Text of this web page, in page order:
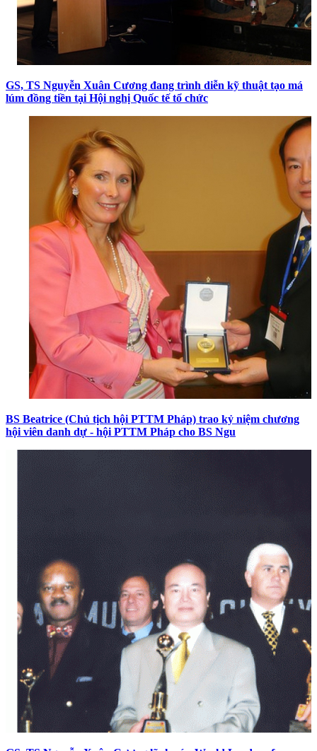
GS, TS Nguyễn Xuân Cương đang trình diễn kỹ thuật tạo má
lúm đồng tiền tại Hội nghị Quốc tế tổ chức
BS Beatrice (Chủ tịch hội PTTM Pháp) trao kỷ niệm chương
hội viên danh dự - hội PTTM Pháp cho BS Ngu